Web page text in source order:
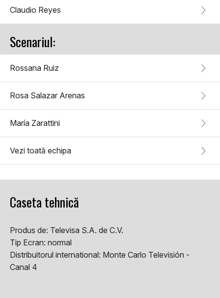
Claudio Reyes
Scenariul:
Rossana Ruiz
Rosa Salazar Arenas
María Zarattini
Vezi toată echipa
Caseta tehnică
Produs de: Televisa S.A. de C.V.
Tip Ecran: normal
Distribuitorul international: Monte Carlo Televisión -
Canal 4